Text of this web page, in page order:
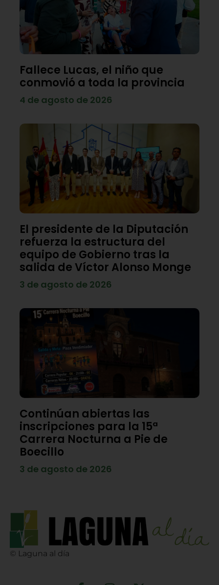
Fallece Lucas, el niño que
conmovió a toda la provincia
4 de agosto de 2026
El presidente de la Diputación
refuerza la estructura del
equipo de Gobierno tras la
salida de Víctor Alonso Monge
3 de agosto de 2026
Continúan abiertas las
inscripciones para la 15ª
Carrera Nocturna a Pie de
Boecillo
3 de agosto de 2026
© Laguna al día